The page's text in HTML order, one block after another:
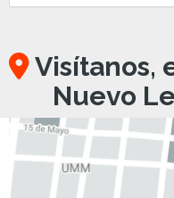
Visítanos,
Nuevo